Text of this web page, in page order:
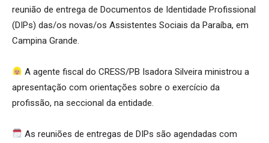
reunião de entrega de Documentos de Identidade Profissional
(DIPs) das/os novas/os Assistentes Sociais da Paraíba, em
Campina Grande.
A agente fiscal do CRESS/PB Isadora Silveira ministrou a
apresentação com orientações sobre o exercício da
profissão, na seccional da entidade.
As reuniões de entregas de DIPs são agendadas com